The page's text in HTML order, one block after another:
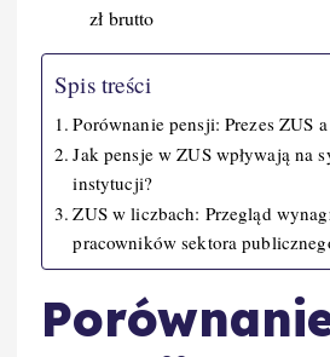
zł brutto
Spis treści
Porównanie pensji: Prezes ZUS
Jak pensje w ZUS wpływają na
instytucji?
ZUS w liczbach: Przegląd
pracowników sektora